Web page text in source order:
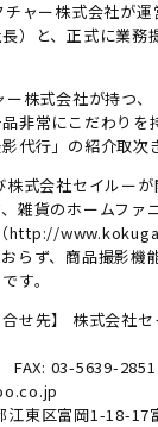
チャー株式会社が
）と、正式に業務
株式会社が持つ、
非常にこだわりを
代行」の紹介取次
式会社セイルー
雑貨のホームファ
http://
らず、商品撮影機
す。
合せ先】 株式会社
03-5639-2851
東区富岡1-18-17